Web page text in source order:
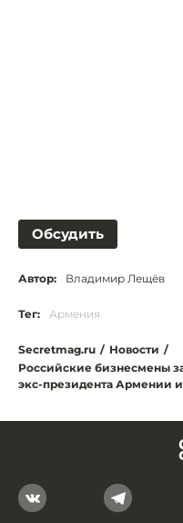
Обсудить
Автор: Владимир Лещёв
Тег: Армения
Secretmag.ru / Новости /
Российские бизнесмены
экс-президента Армении